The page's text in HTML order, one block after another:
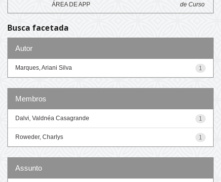
ÁREA DE APP
de Curso
Busca facetada
Autor
1
Marques, Ariani Silva
Membros
1
Dalvi, Valdnéa Casagrande
1
Roweder, Charlys
Assunto